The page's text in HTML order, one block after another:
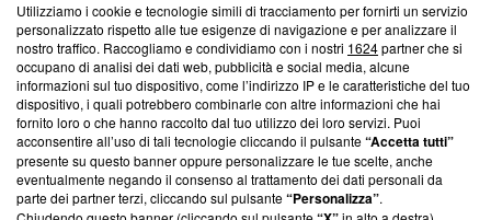
Questa sezione offre informazioni trasparenti su Blasting
News, sui nostri processi editoriali e su come ci impegniamo a
creare news di qualità. Inoltre, afferma la nostra aderenza a
‘Trust Project - News with Integrity’Blasting News non è
ancora membro del programma, ma ha richiesto di farne
parte; Trust Project non ha ancora effettuato una verifica di
conformità agli standard.
Su di noi
Utilizziamo i cookie e tecnologie simili di tracciamento per fornirti un servizio
personalizzato rispetto alle tue esigenze di navigazione e per analizzare il
nostro traffico. Raccogliamo e condividiamo con i nostri 1624partner che si
occupano di analisi dei dati web, pubblicità e social media, alcune
informazioni sul tuo dispositivo, come l’indirizzo IP e le caratteristiche del tuo
dispositivo, i quali potrebbero combinarle con altre informazioni che hai
fornito loro o che hanno raccolto dal tuo utilizzo dei loro servizi. Puoi
acconsentire all’uso di tali tecnologie cliccando il pulsante“Accetta tutti”
presente su questo banner oppure personalizzare le tue scelte, anche
eventualmente negando il consenso al trattamento dei dati personali da
parte dei partner terzi, cliccando sul pulsante“Personalizza”.